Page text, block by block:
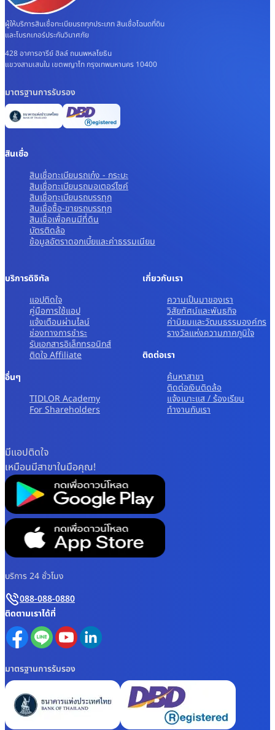
ผู้ให้บริการสินเชื่อทะเบียนรถทุกประเภท สินเชื่อโฉนดที่ดิน
และโบรกเกอร์ประกันวินาศภัย
428 อาคารอารีย์ ฮิลล์ ถนนพหลโยธิน
แขวงสามเสนใน เขตพญาไท กรุงเทพมหานคร 10400
มาตรฐานการรับรอง
สินเชื่อ
สินเชื่อทะเบียนรถเก๋ง - กระบะ
สินเชื่อทะเบียนรถมอเตอร์ไซค์
สินเชื่อทะเบียนรถบรรทุก
สินเชื่อซื้อ-ขายรถบรรทุก
สินเชื่อเพื่อคนมีที่ดิน
บัตรติดล้อ
ข้อมูลอัตราดอกเบี้ยและค่าธรรมเนียม
บริการดิจิทัล
แอปติดใจ
คู่มือการใช้แอป
แจ้งเตือนผ่านไลน์
ช่องทางการชำระ
รับเอกสารอิเล็กทรอนิกส์
ติดใจ Affiliate
อื่นๆ
TIDLOR Academy
For Shareholders
เกี่ยวกับเรา
ความเป็นมาของเรา
วิสัยทัศน์และพันธกิจ
ค่านิยมและวัฒนธรรมองค์กร
รางวัลแห่งความภาคภูมิใจ
ติดต่อเรา
ค้นหาสาขา
ติดต่อเงินติดล้อ
แจ้งเบาะแส / ร้องเรียน
ทํางานกับเรา
มีแอปติดใจ
เหมือนมีสาขาในมือคุณ!
บริการ 24 ชั่วโมง
088-088-0880
ติดตามเราได้ที่
มาตรฐานการรับรอง